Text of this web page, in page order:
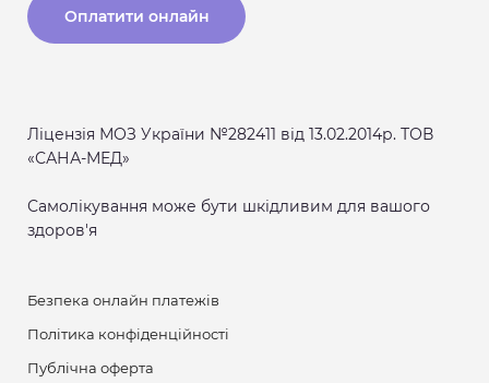
Оплатити онлайн
Ліцензія МОЗ України №282411 від 13.02.2014р. ТОВ
«САНА-МЕД»
Самолікування може бути шкідливим для вашого
здоров'я
Безпека онлайн платежів
Політика конфіденційності
Публічна оферта